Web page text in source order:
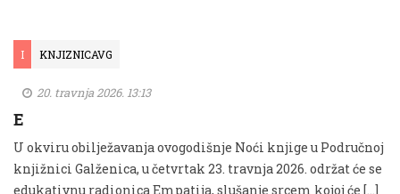
I KNJIZNICAVG
20. travnja 2026. 13:13
E
U okviru obilježavanja ovogodišnje Noći knjige u Područnoj
knjižnici Galženica, u četvrtak 23. travnja 2026. održat će se
edukativnu radionica Empatija, slušanje srcem kojoj će […]